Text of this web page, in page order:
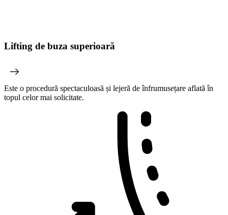
Lifting de buza superioară
Este o procedură spectaculoasă și lejeră de înfrumusețare aflată în
topul celor mai solicitate.